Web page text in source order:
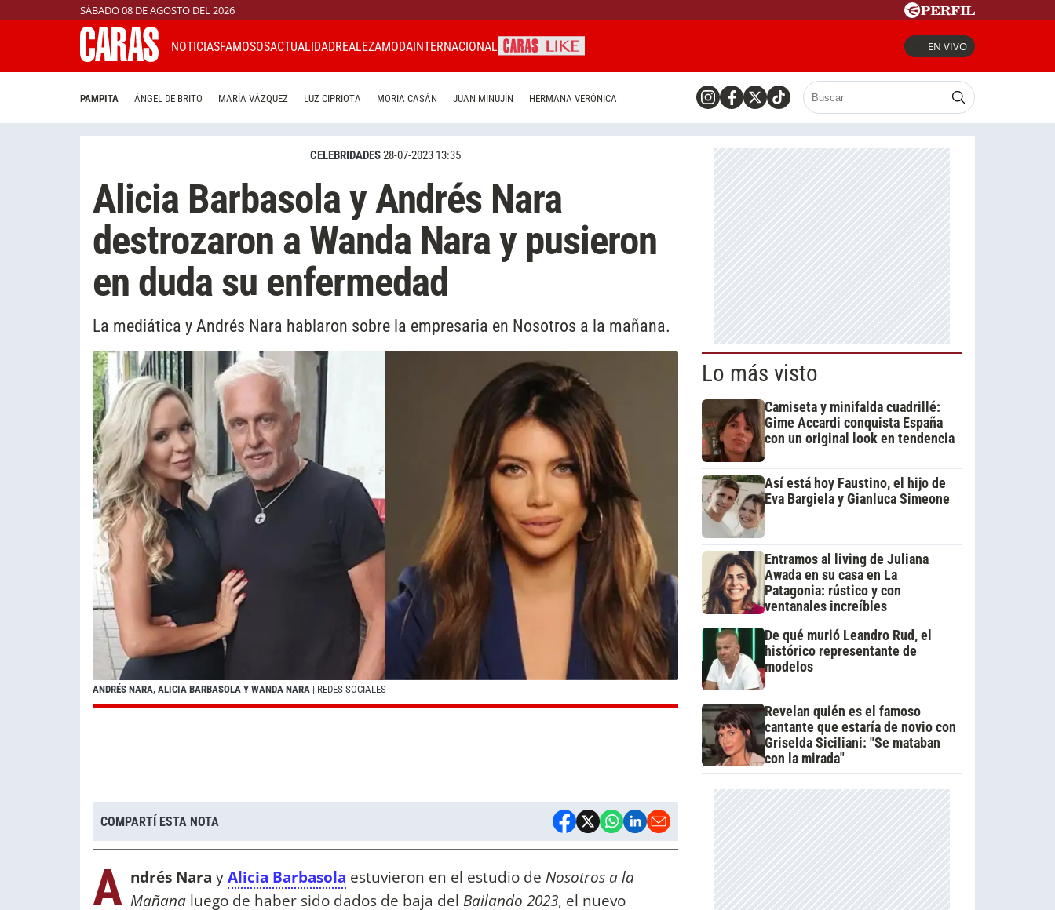
SÁBADO 08 DE AGOSTO DEL 2026
NOTICIASFAMOSOSACTUALIDADREALEZAMODAINTERNACIONAL EN VIVO
PAMPITA ÁNGEL DE BRITO MARÍA VÁZQUEZ LUZ CIPRIOTA MORIA CASÁN JUAN MINUJÍN HERMANA VERÓNICA
CELEBRIDADES28-07-2023 13:35
Alicia Barbasola y Andrés Nara
destrozaron a Wanda Nara y pusieron
en duda su enfermedad
La mediática y Andrés Nara hablaron sobre la empresaria en Nosotros a la mañana.
ANDRÉS NARA, ALICIA BARBASOLA Y WANDA NARA | REDES SOCIALES
COMPARTÍ ESTA NOTA
A ndrés Nara yAlicia Barbasola estuvieron en el estudio de Nosotros a la
Mañana luego de haber sido dados de baja del Bailando 2023, el nuevo
Lo más visto
Camiseta y minifalda cuadrillé:
Gime Accardi conquista España
con un original look en tendencia
Así está hoy Faustino, el hijo de
Eva Bargiela y Gianluca Simeone
Entramos al living de Juliana
Awada en su casa en La
Patagonia: rústico y con
ventanales increíbles
De qué murió Leandro Rud, el
histórico representante de
modelos
Revelan quién es el famoso
cantante que estaría de novio con
Griselda Siciliani: "Se mataban
con la mirada"